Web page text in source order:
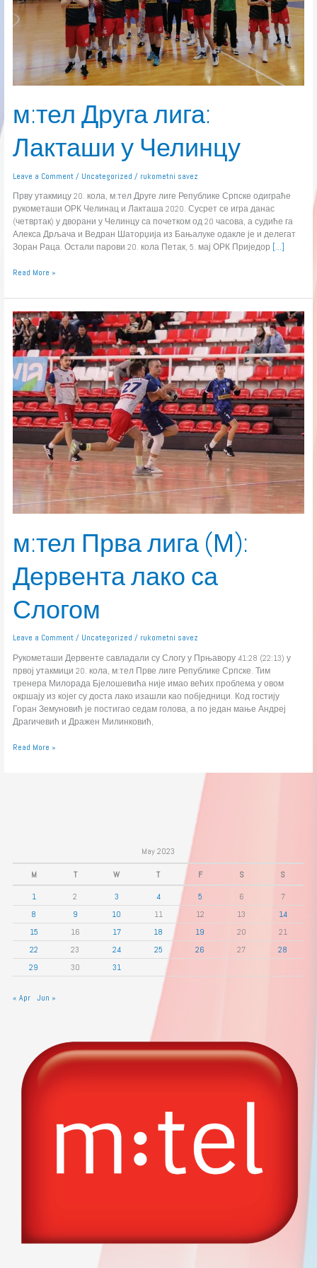
м:тел Друга лига:
Лакташи у Челинцу
Leave a Comment / Uncategorized / rukometni savez
Прву утакмицу 20. кола, м:тел Друге лиге Републике Српске одиграће
рукометаши ОРК Челинац и Лакташа 2020. Сусрет се игра данас
(четвртак) у дворани у Челинцу са почетком од 20 часова, а судиће га
Алекса Дрљача и Ведран Шаторџија из Бањалуке одакле је и делегат
Зоран Раца. Остали парови 20. кола Петак, 5. мај ОРК Приједор […]
Read More »
м:тел Прва лига (М):
Дервента лако са
Слогом
Leave a Comment / Uncategorized / rukometni savez
Рукометаши Дервенте савладали су Слогу у Прњавору 41:28 (22:13) у
првој утакмици 20. кола, м:тел Прве лиге Републике Српске. Тим
тренера Милорада Бјелошевића није имао већих проблема у овом
окршају из којег су доста лако изашли као побједници. Код гостију
Горан Земуновић је постигао седам голова, а по један мање Андреј
Драгичевић и Дражен Милинковић,
м:тел
Прва
лига
(М):
Дервента
лако
са
Слогом
Read More »
May 2023
M T W T F S S
1 2 3 4 5 6
7
8
9 10 11 12 13
14
15
16 17 18 19 20
21
22
23 24 25 26 27
28
29
30 31
« Apr Jun »